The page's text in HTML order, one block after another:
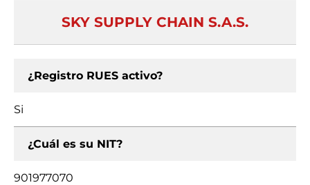
SKY SUPPLY CHAIN S.A.S.
¿Registro RUES activo?
Si
¿Cuál es su NIT?
901977070